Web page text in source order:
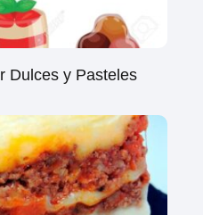
Dulces y Pasteles